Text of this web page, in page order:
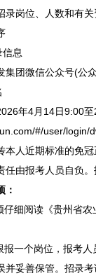
位、人数和有关
息
微信公众号(公众
年4月14日9:00至
#/user/login/
本人近期标准的免
任由报考人员自负
：
阅读《贵州省农
个岗位，报考人
并妥善保管。招录